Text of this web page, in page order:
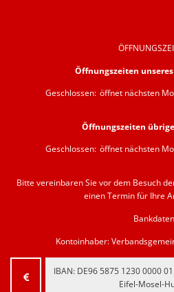
Öffnungszeiten
Klicken, um weitere Öffnungs-
Geschlossen: öffnet nächsten
Öffnungszeiten
Klicken, um weitere Öffnungs-
Geschlossen: öffnet nächsten
Bitte vereinbaren Sie vor dem Besuch
einen Termin für Ihre
Bankdaten
Kontoinhaber:
IBAN: ‍DE96 5875 1230 0000
Eifel-Mosel-